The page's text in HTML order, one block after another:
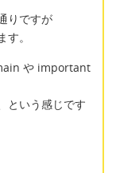
りですが
。
や important
という感じです